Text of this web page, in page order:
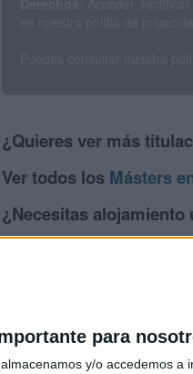
para
almacenamos y/o accedemos a
¿Quieres ver más
Ver todos los Másters
¿Necesitas
>> Residencias de estudiantes